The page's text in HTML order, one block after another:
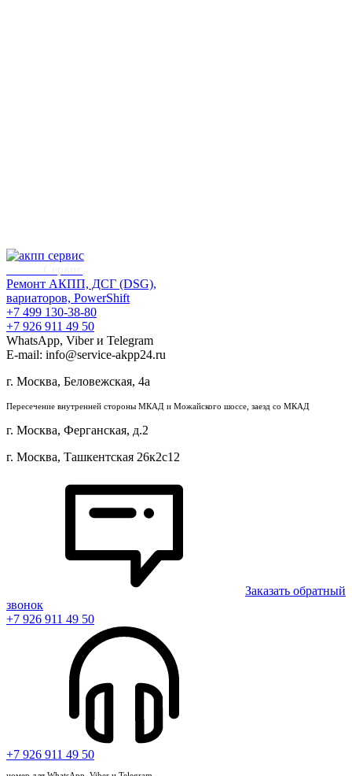
Ремонт АКПП, ДСГ (DSG),
вариаторов, PowerShift
+7 499 130-38-80
+7 926 911 49 50
WhatsApp, Viber и Telegram
E-mail: info@service-akpp24.ru
г. Москва, Беловежская, 4a
Пересечение внутренней стороны МКАД и Можайского шоссе, заезд со МКАД
г. Москва, Ферганская, д.2
г. Москва, Ташкентская 26к2с12
Заказать обратный
звонок
+7 926 911 49 50
+7 926 911 49 50